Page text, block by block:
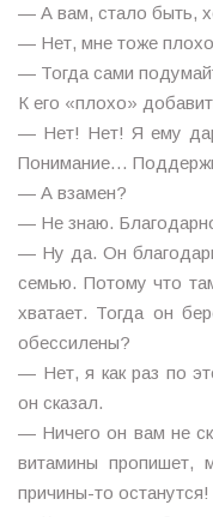
— А вам, стало быть,
— Нет, мне тоже
— Тогда сами
К его «плохо»
— Нет! Нет! Я ему
Понимание…
— А взамен?
— Не знаю.
— Ну да. Он
семью. Потому что
хватает. Тогда он
обессилены?
— Нет, я как раз по
он сказал.
— Ничего он вам не
витамины
причины-то останутся!